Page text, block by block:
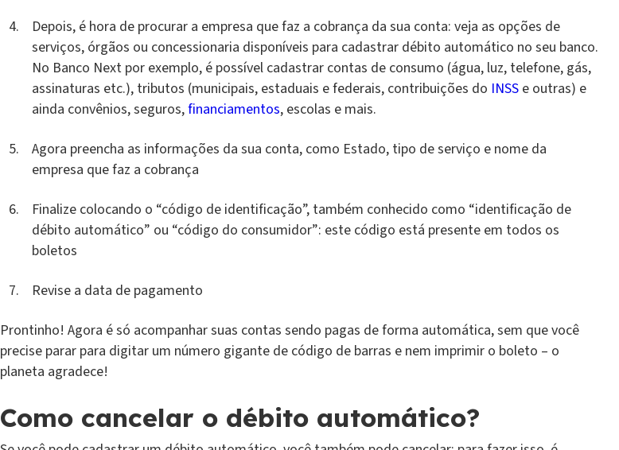
Depois, é hora de procurar a empresa que faz a cobrança da sua conta: veja as opções de
serviços, órgãos ou concessionaria disponíveis para cadastrar débito automático no seu banco.
No Banco Next por exemplo, é possível cadastrar contas de consumo (água, luz, telefone, gás,
assinaturas etc.), tributos (municipais, estaduais e federais, contribuições do INSS e outras) e
ainda convênios, seguros,financiamentos, escolas e mais.
Agora preencha as informações da sua conta, como Estado, tipo de serviço e nome da
empresa que faz a cobrança
Finalize colocando o “código de identificação”, também conhecido como “identificação de
débito automático” ou “código do consumidor”: este código está presente em todos os
boletos
Revise a data de pagamento
Prontinho! Agora é só acompanhar suas contas sendo pagas de forma automática, sem que você
precise parar para digitar um número gigante de código de barras e nem imprimir o boleto – o
planeta agradece!
Como cancelar o débito automático?